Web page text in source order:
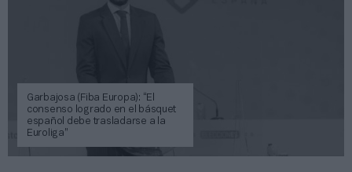
Garbajosa (Fiba Europa): “El
consenso logrado en el básquet
español debe trasladarse a la
Euroliga”